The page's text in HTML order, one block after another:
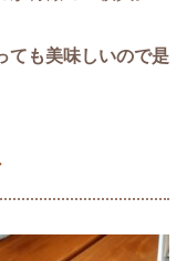
ても美味しいので是